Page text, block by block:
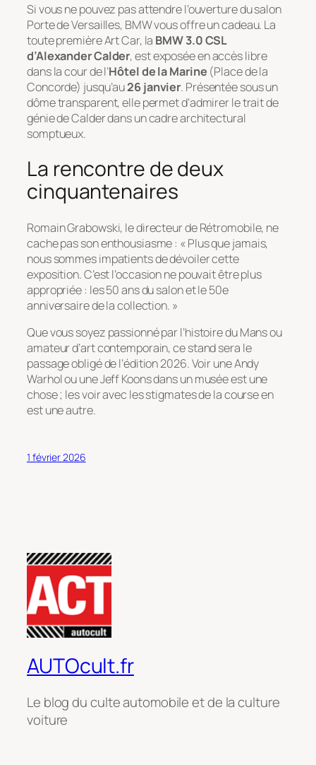
Si vous ne pouvez pas attendre l’ouverture du salon
Porte de Versailles, BMW vous offre un cadeau. La
toute première Art Car, la BMW 3.0 CSL
d’Alexander Calder, est exposée en accès libre
dans la cour de l’Hôtel de la Marine (Place de la
Concorde) jusqu’au26 janvier. Présentée sous un
dôme transparent, elle permet d’admirer le trait de
génie de Calder dans un cadre architectural
somptueux.
La rencontre de deux
cinquantenaires
Romain Grabowski, le directeur de Rétromobile, ne
cache pas son enthousiasme : « Plus que jamais,
nous sommes impatients de dévoiler cette
exposition. C’est l’occasion ne pouvait être plus
appropriée : les 50 ans du salon et le 50e
anniversaire de la collection. »
Que vous soyez passionné par l’histoire du Mans ou
amateur d’art contemporain, ce stand sera le
passage obligé de l’édition 2026. Voir une Andy
Warhol ou une Jeff Koons dans un musée est une
chose ; les voir avec les stigmates de la course en
est une autre.
1 février 2026
AUTOcult.fr
Le blog du culte automobile et de la culture
voiture